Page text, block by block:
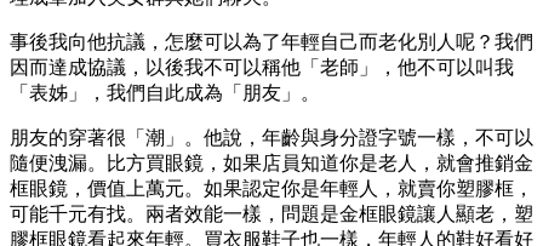
事後我向他抗議，怎麼可以為了年輕自己而老化別人呢？我們
因而達成協議，以後我不可以稱他「老師」，他不可以叫我
「表姊」，我們自此成為「朋友」。
朋友的穿著很「潮」。他說，年齡與身分證字號一樣，不可以
隨便洩漏。比方買眼鏡，如果店員知道你是老人，就會推銷金
框眼鏡，價值上萬元。如果認定你是年輕人，就賣你塑膠框，
可能千元有找。兩者效能一樣，問題是金框眼鏡讓人顯老，塑
膠框眼鏡看起來年輕。買衣服鞋子也一樣，年輕人的鞋好看好